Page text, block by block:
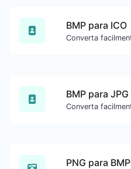
BMP para ICO
BMP para JPG
PNG para BMP